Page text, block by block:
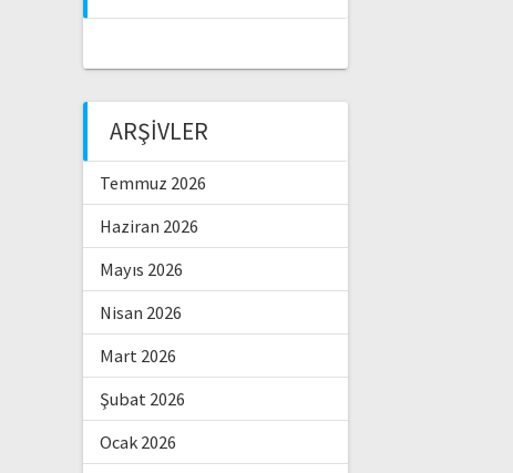
ARŞIVLER
Temmuz 2026
Haziran 2026
Mayıs 2026
Nisan 2026
Mart 2026
Şubat 2026
Ocak 2026